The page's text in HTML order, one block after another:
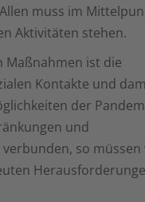
muss im
Aktivitäten stehen.
Maßnahmen ist die
Kontakte und
der
und
so müssen